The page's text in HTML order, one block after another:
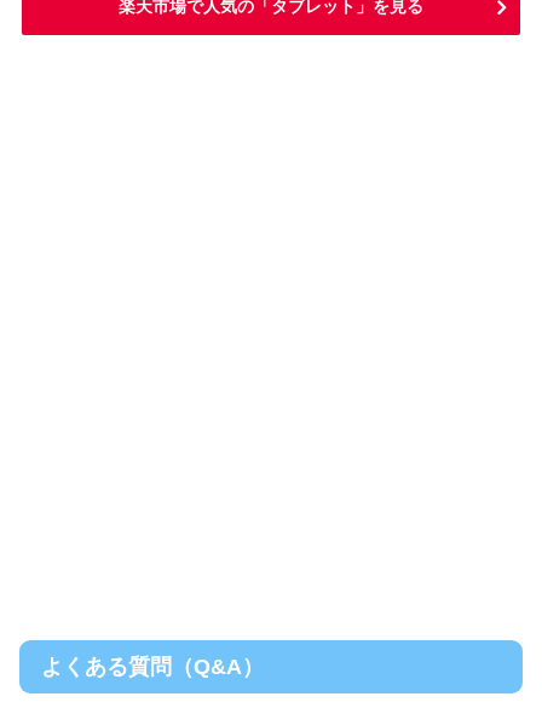
楽天市場で人気の「タブレット」を見る
よくある質問（Q&A）